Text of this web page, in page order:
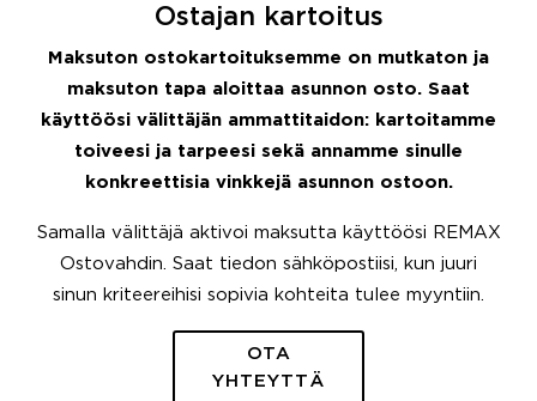
Ostajan kartoitus
Maksuton ostokartoituksemme on mutkaton ja
maksuton tapa aloittaa asunnon osto. Saat
käyttöösi välittäjän ammattitaidon: kartoitamme
toiveesi ja tarpeesi sekä annamme sinulle
konkreettisia vinkkejä asunnon ostoon.
Samalla välittäjä aktivoi maksutta käyttöösi REMAX
Ostovahdin. Saat tiedon sähköpostiisi, kun juuri
sinun kriteereihisi sopivia kohteita tulee myyntiin.
OTA
YHTEYTTÄ